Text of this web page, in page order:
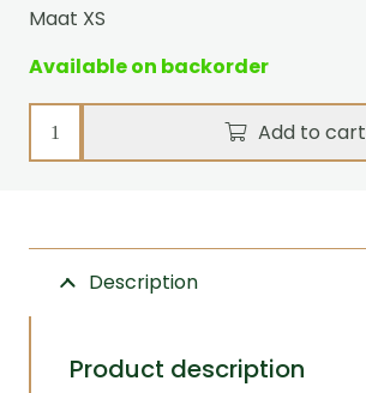
Maat XS
Available on backorder
Trace
cover
-
25mm
x
70cm
Add to cart
Description
Product description